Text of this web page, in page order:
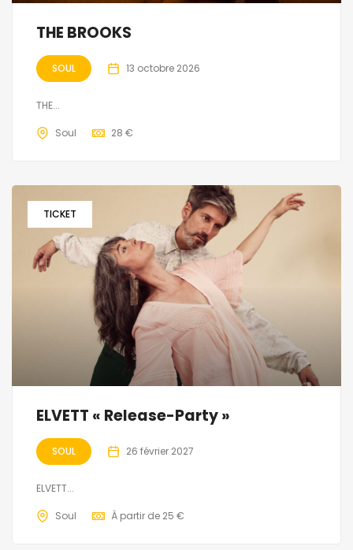
THE BROOKS
SOUL 13 octobre 2026
THE...
Soul 28 €
TICKET
ELVETT « Release-Party »
SOUL 26 février 2027
ELVETT...
Soul À partir de 25 €